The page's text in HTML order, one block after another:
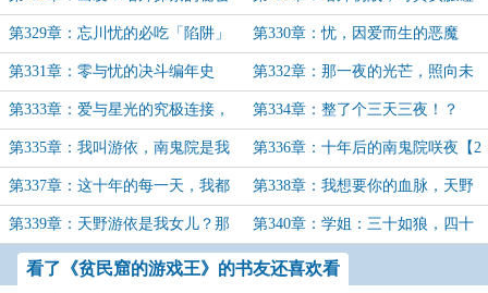
（求月票） 的夏娃【3合1】
第329章：忘川忧的必吃「陷阱」
（求月票）
第330章：忧，因爱而生的恶魔
（求月票）
第331章：零与忧的决斗编年史
（8K加更求月票）
第332章：那一夜的光芒，照向未
来（求月票）
第333章：爱与星光的究极连接，
抵达结局的两人（求月票）
第334章：整了个三天三夜！？
第335章：我叫游依，南鬼院是我
干妈，她还单身！
第336章：十年后的南鬼院咲夜【2
合1求月票】
第337章：这十年的每一天，我都
很想你（3合1求月票）
第338章：我想要你的血脉，天野
第339章：天野游依是我女儿？那
卡组字段呢？（求月票）
第340章：学姐：三十如狼，四十
如虎（3合1求月票）
看了《贫民窟的游戏王》的书友还喜欢看